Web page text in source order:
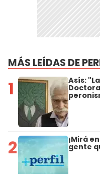
MÁS LEÍDAS DE
1 Asís:
2 ¡Mirá
gente